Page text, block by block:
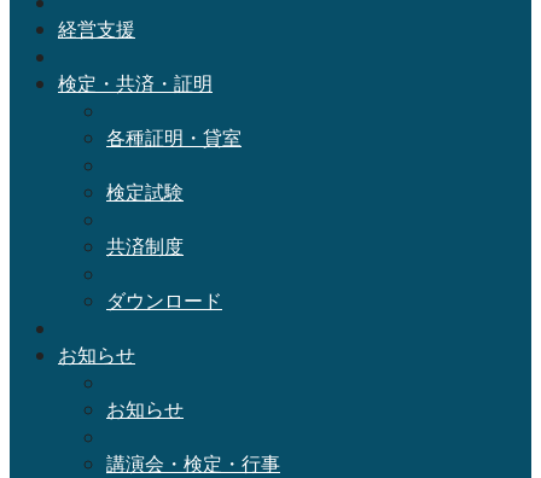
経営支援
検定・共済・証明
各種証明・貸室
検定試験
共済制度
ダウンロード
お知らせ
お知らせ
講演会・検定・行事